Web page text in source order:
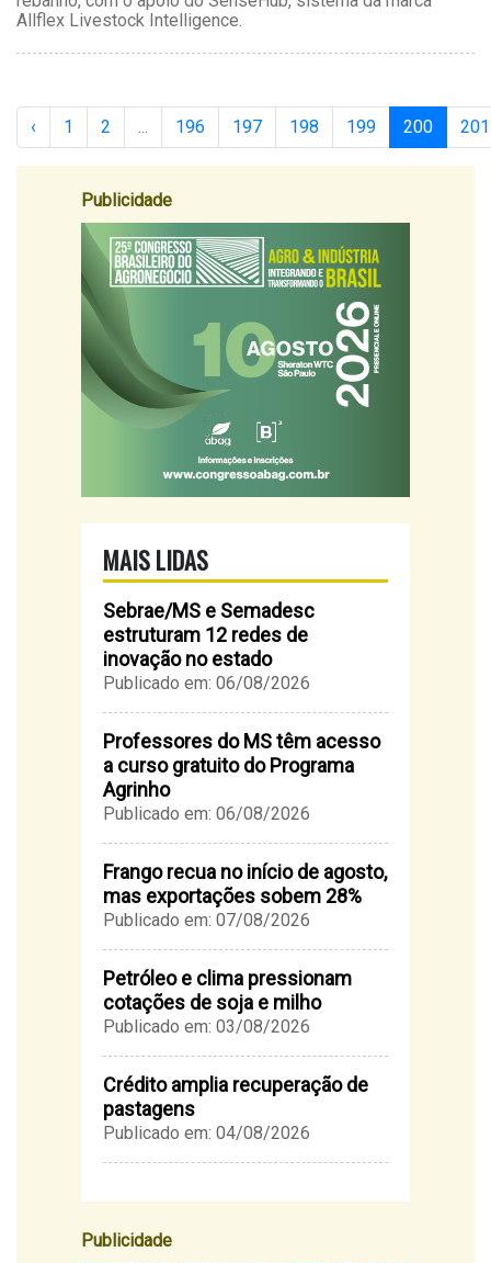
Allflex Livestock Intelligence.
‹ 1 2 ... 196 197 198 199 200 201
Publicidade
MAIS LIDAS
Sebrae/MS e Semadesc
estruturam 12 redes de
inovação no estado
Publicado em: 06/08/2026
Professores do MS têm acesso
a curso gratuito do Programa
Agrinho
Publicado em: 06/08/2026
Frango recua no início de agosto,
mas exportações sobem 28%
Publicado em: 07/08/2026
Petróleo e clima pressionam
cotações de soja e milho
Publicado em: 03/08/2026
Crédito amplia recuperação de
pastagens
Publicado em: 04/08/2026
Publicidade